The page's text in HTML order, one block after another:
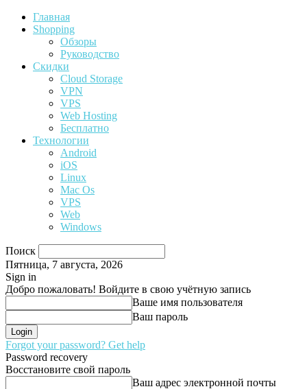
Главная
Shopping
Обзоры
Руководство
Скидки
Cloud Storage
VPN
VPS
Web Hosting
Бесплатно
Технологии
Android
iOS
Linux
Mac Os
VPS
Web
Windows
Поиск
Пятница, 7 августа, 2026
Sign in
Добро пожаловать! Войдите в свою учётную запись
Ваше имя пользователя
Ваш пароль
Forgot your password? Get help
Password recovery
Восстановите свой пароль
Ваш адрес электронной почты